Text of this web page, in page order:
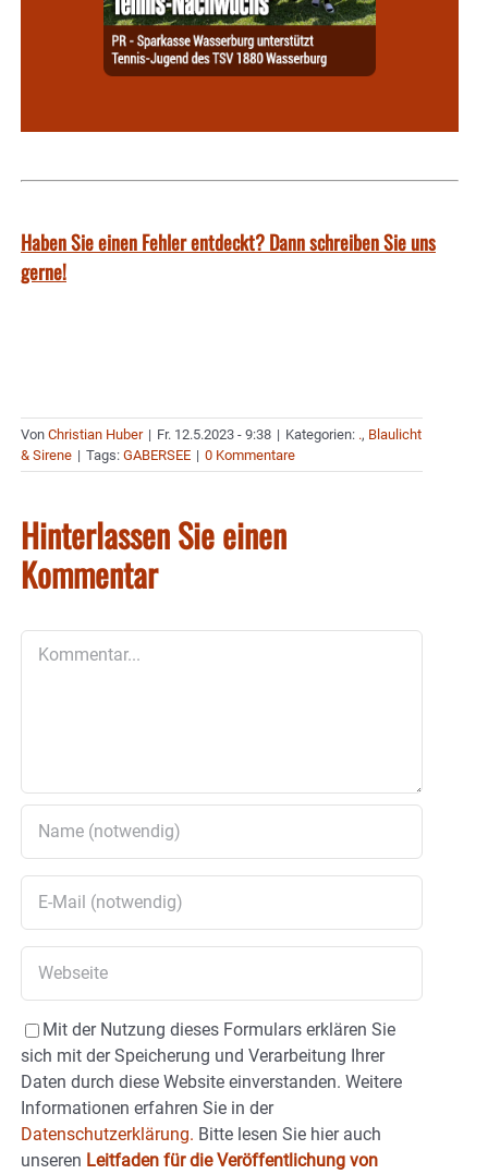
Haben Sie einen Fehler entdeckt? Dann schreiben Sie uns
gerne!
Von Christian Huber | Fr. 12.5.2023 - 9:38 | Kategorien: ., Blaulicht
& Sirene | Tags: GABERSEE | 0 Kommentare
Hinterlassen Sie einen
Kommentar
Mit der Nutzung dieses Formulars erklären Sie
sich mit der Speicherung und Verarbeitung Ihrer
Daten durch diese Website einverstanden. Weitere
Informationen erfahren Sie in der
Datenschutzerklärung. Bitte lesen Sie hier auch
unseren Leitfaden für die Veröffentlichung von